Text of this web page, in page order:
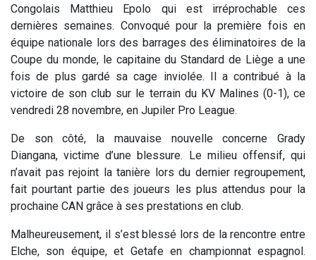
Congolais Matthieu Epolo qui est irréprochable ces
dernières semaines. Convoqué pour la première fois en
équipe nationale lors des barrages des éliminatoires de la
Coupe du monde, le capitaine du Standard de Liège a une
fois de plus gardé sa cage inviolée. Il a contribué à la
victoire de son club sur le terrain du KV Malines (0-1), ce
vendredi 28 novembre, en Jupiler Pro League.
De son côté, la mauvaise nouvelle concerne Grady
Diangana, victime d’une blessure. Le milieu offensif, qui
n’avait pas rejoint la tanière lors du dernier regroupement,
fait pourtant partie des joueurs les plus attendus pour la
prochaine CAN grâce à ses prestations en club.
Malheureusement, il s’est blessé lors de la rencontre entre
Elche, son équipe, et Getafe en championnat espagnol.